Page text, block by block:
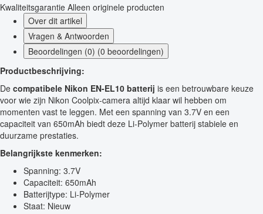
Kwaliteitsgarantie Alleen originele producten
Over dit artikel
Vragen & Antwoorden
Beoordelingen (0) (0 beoordelingen)
Productbeschrijving:
De compatibele Nikon EN-EL10 batterij is een betrouwbare keuze
voor wie zijn Nikon Coolpix-camera altijd klaar wil hebben om
momenten vast te leggen. Met een spanning van 3.7V en een
capaciteit van 650mAh biedt deze Li-Polymer batterij stabiele en
duurzame prestaties.
Belangrijkste kenmerken:
Spanning: 3.7V
Capaciteit: 650mAh
Batterijtype: Li-Polymer
Staat: Nieuw